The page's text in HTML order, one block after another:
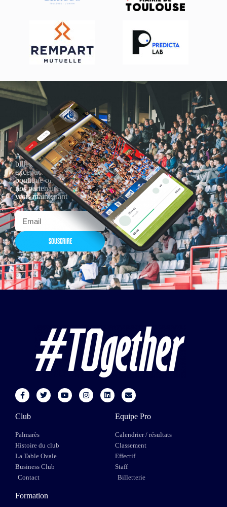
Actualités, nouveautés,
billetterie, remises
exceptionnelles dans la
boutique officielles & chez
nos partenaires… Inscrivez-
vous maintenant
SOUSCRIRE
Club
Palmarès
Histoire du club
La Table Ovale
Business Club
Contact
Equipe Pro
Calendrier / résultats
Classement
Effectif
Staff
Billetterie
Formation